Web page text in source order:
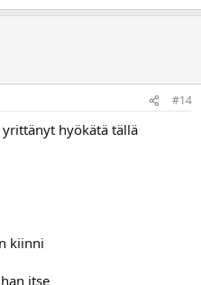
#14
yrittänyt hyökätä tällä
kiinni
itse